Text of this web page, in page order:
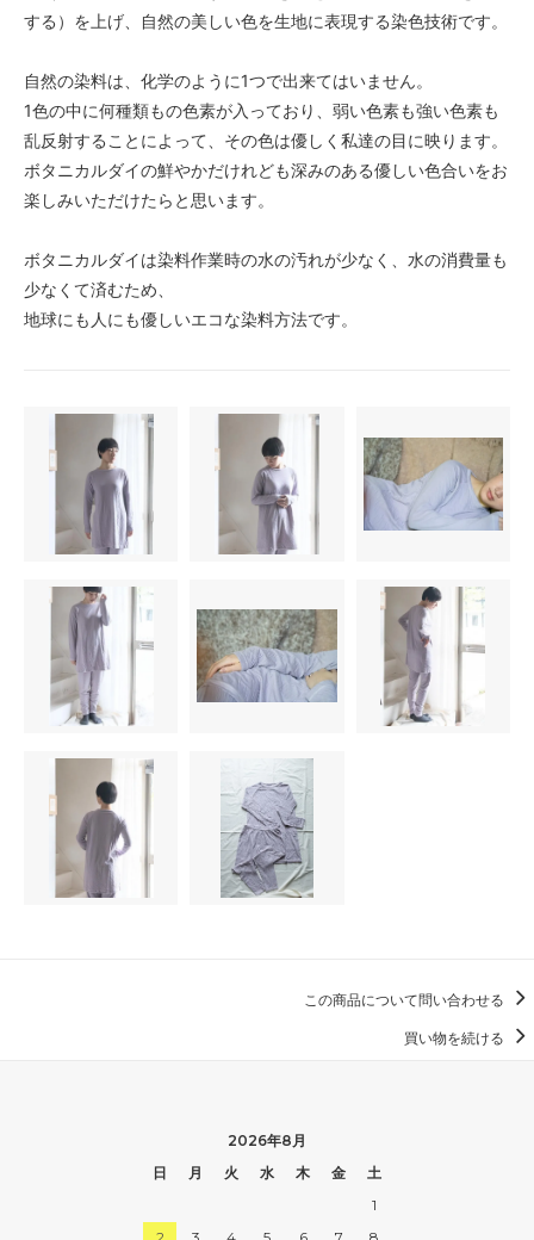
する）を上げ、自然の美しい色を生地に表現する染色技術です。
自然の染料は、化学のように1つで出来てはいません。
1色の中に何種類もの色素が入っており、弱い色素も強い色素も
乱反射することによって、その色は優しく私達の目に映ります。
ボタニカルダイの鮮やかだけれども深みのある優しい色合いをお
楽しみいただけたらと思います。
ボタニカルダイは染料作業時の水の汚れが少なく、水の消費量も
少なくて済むため、
地球にも人にも優しいエコな染料方法です。
この商品について問い合わせる
買い物を続ける
2026年8月
日
月 火 水 木 金
土
1